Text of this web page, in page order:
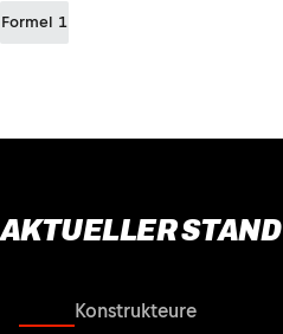
Formel 1
AKTUELLER STAND
Konstrukteure